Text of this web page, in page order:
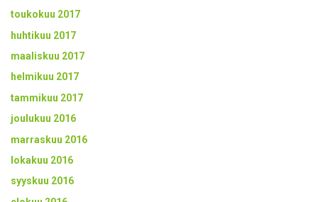
toukokuu 2017
huhtikuu 2017
maaliskuu 2017
helmikuu 2017
tammikuu 2017
joulukuu 2016
marraskuu 2016
lokakuu 2016
syyskuu 2016